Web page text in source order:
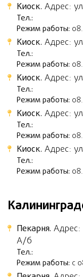
Киоск. Адрес:
Тел.:
Режим работы:
Киоск. Адрес:
Тел.:
Режим работы:
Киоск. Адрес:
Тел.:
Режим работы:
Киоск. Адрес:
Тел.:
Режим работы:
Киоск. Адрес:
Тел.:
Режим работы:
Пекарня. Адрес:
А/б
Тел.:
Режим работы: с